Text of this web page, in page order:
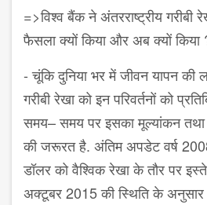
=>विश्व बैंक ने अंतरराष्ट्रीय
फैसला क्यों किया और अब क्यों किया
-चूंकि दुनिया भर में जीवन यापन की
गरीबी रेखा को इन परिवर्तनों को
समय–समय पर इसका मूल्यांकन
की जरूरत है. अंतिम अपडेट वर्ष
डॉलर को वैश्विक रेखा के तौर पर
अक्टूबर2015की स्थिति के अनुसार